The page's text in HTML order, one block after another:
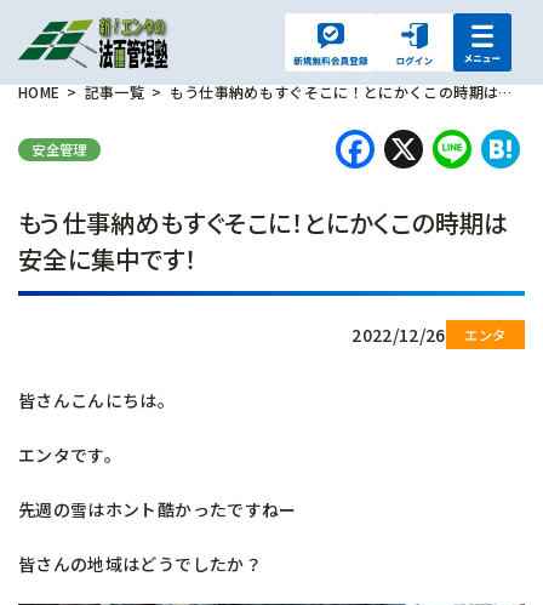
HOME 記事一覧 もう仕事納めもすぐそこに！とにかくこの時期は安全に集中です！
安全管理 X
もう仕事納めもすぐそこに！とにかくこの時期は
安全に集中です！
2022/12/26
皆さんこんにちは。
エンタです。
先週の雪はホント酷かったですねー
皆さんの地域はどうでしたか？